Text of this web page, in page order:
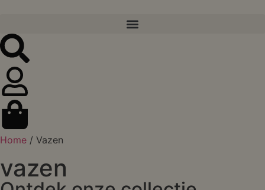
Home / Vazen
vazen